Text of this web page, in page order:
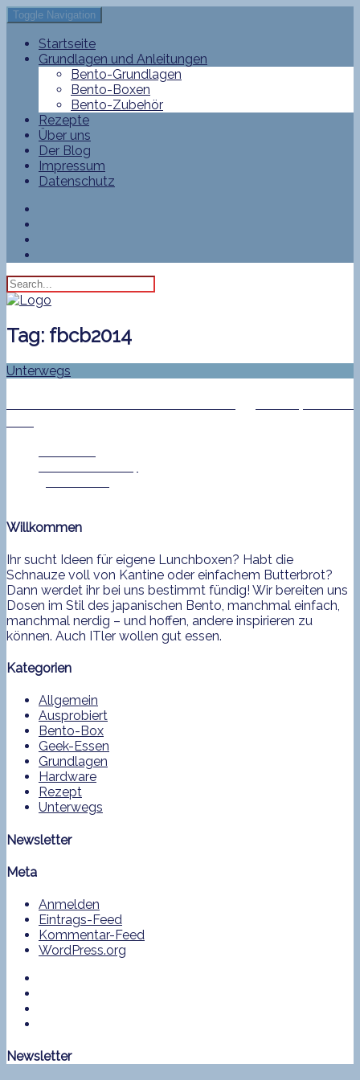
Toggle Navigation
Startseite
Grundlagen und Anleitungen
Bento-Grundlagen
Bento-Boxen
Bento-Zubehör
Rezepte
Über uns
Der Blog
Impressum
Datenschutz
Tag: fbcb2014
Unterwegs
Willkommen
Ihr sucht Ideen für eigene Lunchboxen? Habt die
Schnauze voll von Kantine oder einfachem Butterbrot?
Dann werdet ihr bei uns bestimmt fündig! Wir bereiten uns
Dosen im Stil des japanischen Bento, manchmal einfach,
manchmal nerdig – und hoffen, andere inspirieren zu
können. Auch ITler wollen gut essen.
Kategorien
Allgemein
Ausprobiert
Bento-Box
Geek-Essen
Grundlagen
Hardware
Rezept
Unterwegs
Newsletter
Meta
Anmelden
Eintrags-Feed
Kommentar-Feed
WordPress.org
Newsletter